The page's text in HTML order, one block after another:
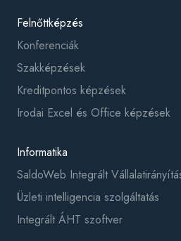
Felnőttképzés
Konferenciák
Szakképzések
Kreditpontos képzések
Irodai Excel és Office képzések
Informatika
SaldoWeb Integrált
Üzleti intelligencia szolgáltatás
Integrált ÁHT szoftver